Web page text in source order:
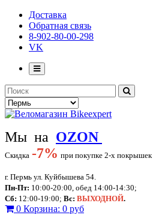
Доставка
Обратная связь
8-902-80-00-298
VK
Мы на OZON
Скидка -7% при покупке 2-х покрышек
г. Пермь ул. Куйбышева 54.
Пн-Пт: 10:00-20:00, обед 14:00-14:30;
Сб: 12:00-19:00; Вс: ВЫХОДНОЙ.
0 Корзина: 0 руб